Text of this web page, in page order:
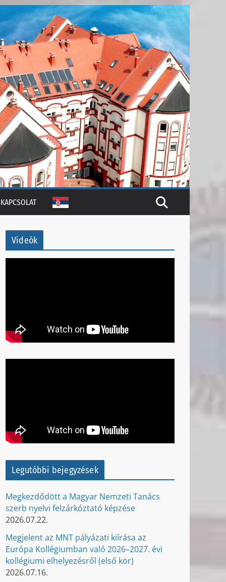
KAPCSOLAT
Videók
Legutóbbi bejegyzések
Megkezdődött a Magyar Nemzeti Tanács
szerb nyelvi felzárkóztató képzése
2026.07.22.
Megjelent az MNT pályázati kiírása az
Európa Kollégiumban való 2026–2027. évi
kollégiumi elhelyezésről (első kör)
2026.07.16.